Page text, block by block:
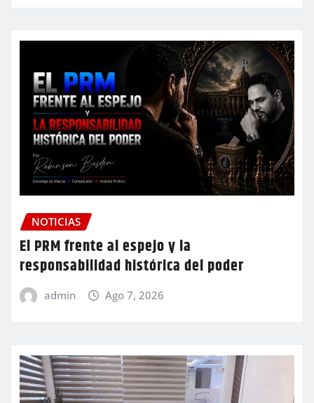
NOTICIAS
El PRM frente al espejo y la
responsabilidad histórica del poder
admin Ago 7, 2026